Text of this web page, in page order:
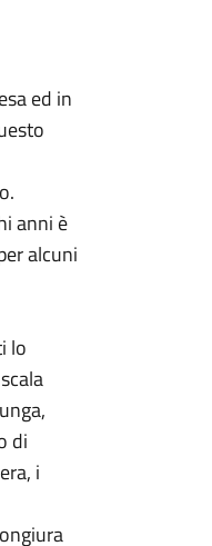
ed in
anni è
alcuni
lo
di
i